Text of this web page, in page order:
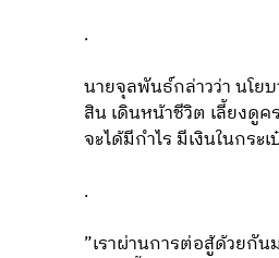
.
นายจุลพันธ์กล่าวว่า นโย
สิน เดินหน้าชีวิต เลี้ยงดู
จะได้มีกำไร มีเงินในกระ
.
”เราผ่านการต่อสู้ด้วยกั